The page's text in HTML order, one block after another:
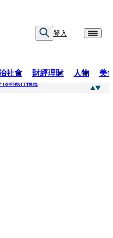
登入
社會 財經理財 人物 美
時執行拖吊